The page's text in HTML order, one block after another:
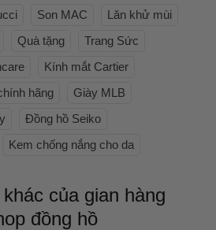
Son MAC
Lăn khử mùi
Quà tặng
Trang Sức
Kính mắt Cartier
hãng
Giày MLB
Đồng hồ Seiko
Kem chống nắng cho da
của gian hàng
đồng hồ